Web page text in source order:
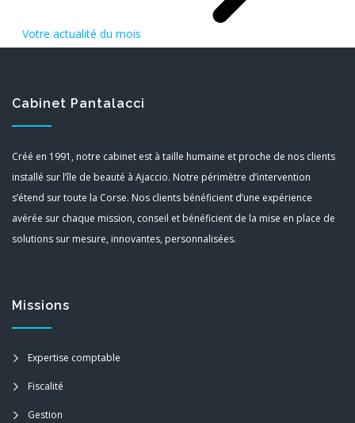
Votre actualité du mois
Cabinet Pantalacci
Créé en 1991, notre cabinet est à taille humaine et proche de nos clients
installé sur l’île de beauté à Ajaccio. Notre périmètre d’intervention
s’étend sur toute la Corse. Nos clients bénéficient d’une expérience
avérée sur chaque mission, conseil et bénéficient de la mise en place de
solutions sur mesure, innovantes, personnalisées.
Missions
Expertise comptable
Fiscalité
Gestion